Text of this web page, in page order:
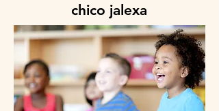
chico jalexa